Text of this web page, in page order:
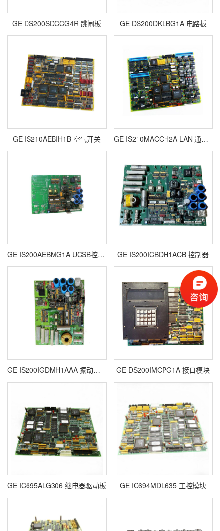
GE DS200SDCCG4R 跳闸板 GE DS200DKLBG1A 电路板
GE IS210AEBIH1B 空气开关 GE IS210MACCH2A LAN 通信板
GE IS200AEBMG1A UCSB控制器模块 GE IS200ICBDH1ACB 控制器
GE IS200IGDMH1AAA 振动监测板卡 GE DS200IMCPG1A 接口模块
GE IC695ALG306 继电器驱动板 GE IC694MDL635 工控模块